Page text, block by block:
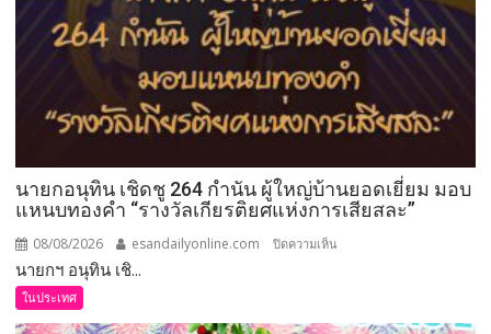
นายกอนุทิน เชิดชู 264 กำนัน ผู้ใหญ่บ้านยอดเยี่ยม มอบ
แหนบทองคำ “รางวัลเกียรติยศแห่งการเสียสละ”
08/08/2026 esandailyonline.com ปิดความเห็น
นายกฯ อนุทิน เชิ...
ในประเทศ